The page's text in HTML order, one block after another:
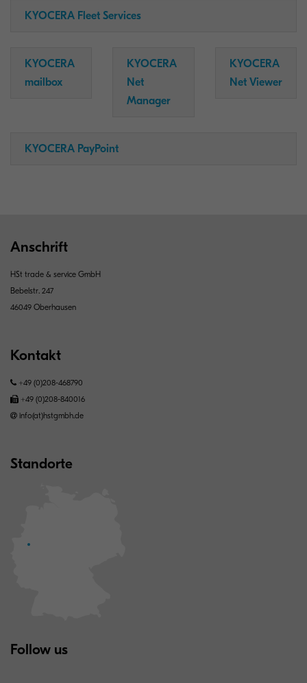
KYOCERA Fleet Services
KYOCERA
mailbox
KYOCERA
Net
Manager
KYOCERA
Net Viewer
KYOCERA PayPoint
Anschrift
HSt trade & service GmbH
Bebelstr. 247
46049 Oberhausen
Kontakt
+49 (0)208-468790
+49 (0)208-840016
info(at)hstgmbh.de
Standorte
Follow us